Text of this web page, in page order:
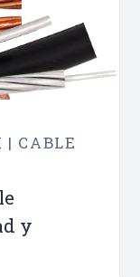
| CABLE
y